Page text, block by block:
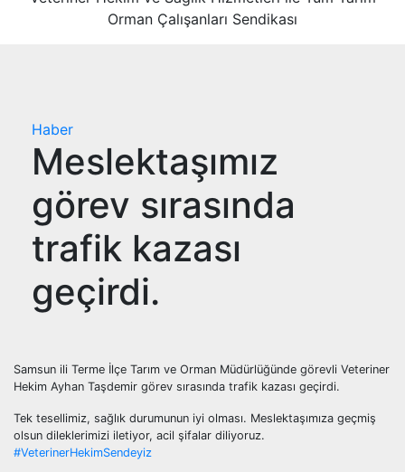
Orman Çalışanları Sendikası
Haber
Meslektaşımız
görev sırasında
trafik kazası
geçirdi.
Samsun ili Terme İlçe Tarım ve Orman Müdürlüğünde görevli Veteriner
Hekim Ayhan Taşdemir görev sırasında trafik kazası geçirdi.
Tek tesellimiz, sağlık durumunun iyi olması. Meslektaşımıza geçmiş
olsun dileklerimizi iletiyor, acil şifalar diliyoruz.
#VeterinerHekimSendeyiz